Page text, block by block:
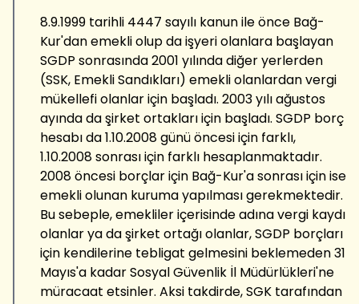
8.9.1999 tarihli 4447 sayılı kanun ile önce Bağ-
Kur'dan emekli olup da işyeri olanlara başlayan
SGDP sonrasında 2001 yılında diğer yerlerden
(SSK, Emekli Sandıkları) emekli olanlardan vergi
mükellefi olanlar için başladı. 2003 yılı ağustos
ayında da şirket ortakları için başladı. SGDP borç
hesabı da 1.10.2008 günü öncesi için farklı,
1.10.2008 sonrası için farklı hesaplanmaktadır.
2008 öncesi borçlar için Bağ-Kur'a sonrası için ise
emekli olunan kuruma yapılması gerekmektedir.
Bu sebeple, emekliler içerisinde adına vergi kaydı
olanlar ya da şirket ortağı olanlar, SGDP borçları
için kendilerine tebligat gelmesini beklemeden 31
Mayıs'a kadar Sosyal Güvenlik İl Müdürlükleri'ne
müracaat etsinler. Aksi takdirde, SGK tarafından